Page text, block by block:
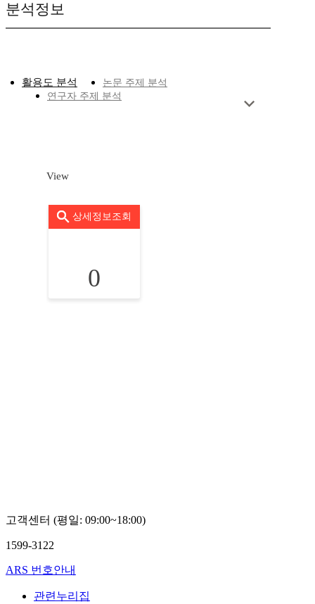
분석정보
활용도 분석
논문 주제 분석
연구자 주제 분석
View
상세정보조회
0
고객센터 (평일: 09:00~18:00)
1599-3122
ARS 번호안내
관련누리집